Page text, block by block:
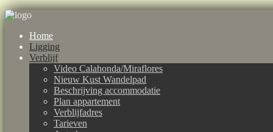
Home
Ligging
Verblijf
Video Calahonda/Miraflores
Nieuw Kust Wandelpad
Beschrijving accommodatie
Plan appartement
Verblijfadres
Tarieven